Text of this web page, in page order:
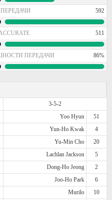
592
511
ПЕРЕДАЧИ 86%
3-5-2
Yoo Hyun
51
Yun-Ho Kwak
4
Yu-Min Cho
20
Lachlan Jackson
5
Dong-Ho Jeong
2
Joo-Ho Park
6
Murilo
10